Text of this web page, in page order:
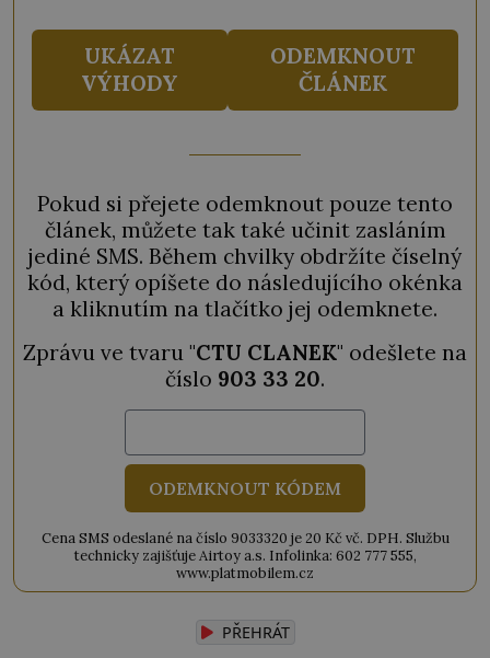
UKÁZAT
VÝHODY
ODEMKNOUT
ČLÁNEK
Pokud si přejete odemknout pouze tento
článek, můžete tak také učinit zasláním
jediné SMS. Během chvilky obdržíte číselný
kód, který opíšete do následujícího okénka
a kliknutím na tlačítko jej odemknete.
Zprávu ve tvaru "CTU CLANEK" odešlete na
číslo 903 33 20.
ODEMKNOUT KÓDEM
Cena SMS odeslané na číslo 9033320 je 20 Kč vč. DPH. Službu
technicky zajišťuje Airtoy a.s. Infolinka: 602 777 555,
www.platmobilem.cz
PŘEHRÁT